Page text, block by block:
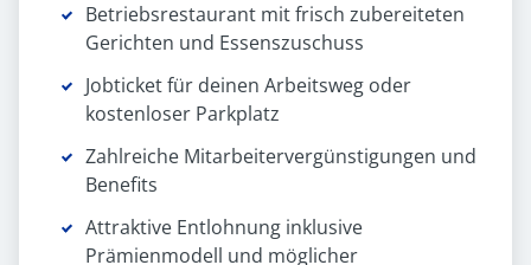
Betriebsrestaurant mit frisch zubereiteten
Gerichten und Essenszuschuss
Jobticket für deinen Arbeitsweg oder
kostenloser Parkplatz
Zahlreiche Mitarbeitervergünstigungen und
Benefits
Attraktive Entlohnung inklusive
Prämienmodell und möglicher